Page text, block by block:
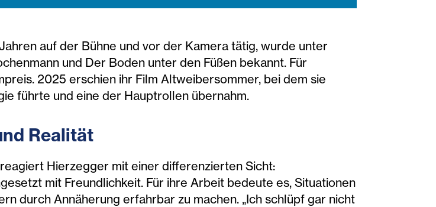
auf der Bühne und vor der Kamera tätig, wurde unter
und Der Boden unter den Füßen bekannt. Für
2025 erschien ihr Film Altweibersommer, bei dem sie
führte und eine der Hauptrollen übernahm.
Realität
Hierzegger mit einer differenzierten Sicht:
mit Freundlichkeit. Für ihre Arbeit bedeute es, Situationen
durch Annäherung erfahrbar zu machen. „Ich schlüpf gar nicht